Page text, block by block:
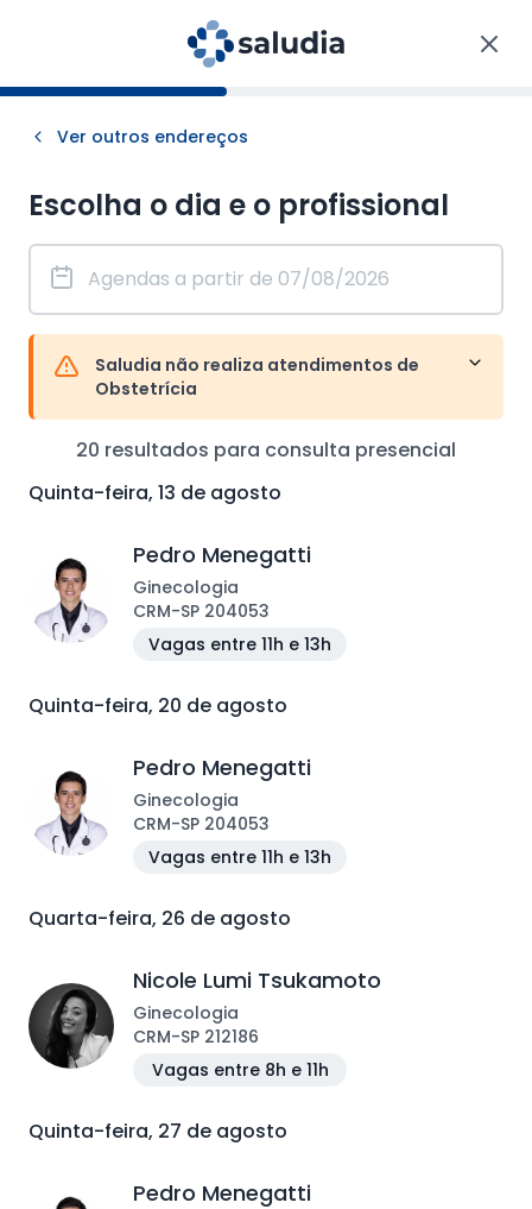
Ver outros endereços
Escolha o dia e o profissional
Saludia não realiza atendimentos de
Obstetrícia
20 resultados para consulta presencial
Quinta-feira, 13 de agosto
Pedro Menegatti
Ginecologia
CRM-SP 204053
Vagas entre 11h e 13h
Quinta-feira, 20 de agosto
Pedro Menegatti
Ginecologia
CRM-SP 204053
Vagas entre 11h e 13h
Quarta-feira, 26 de agosto
Nicole Lumi Tsukamoto
Ginecologia
CRM-SP 212186
Vagas entre 8h e 11h
Quinta-feira, 27 de agosto
Pedro Menegatti